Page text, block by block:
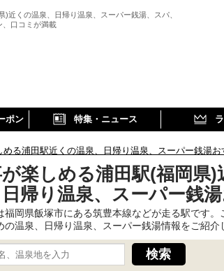
)近くの温泉、日帰り温泉、スーパー銭湯、スパ、
、口コミが満載
ポン 特集・ニュース
める浦田駅近くの温泉、日帰り温泉、スーパー銭湯お
楽しめる浦田駅(福岡県)
帰り温泉、スーパー銭
福岡県飯塚市にある筑豊本線などが走る駅です
の温泉、日帰り温泉、スーパー銭湯情報をご紹介